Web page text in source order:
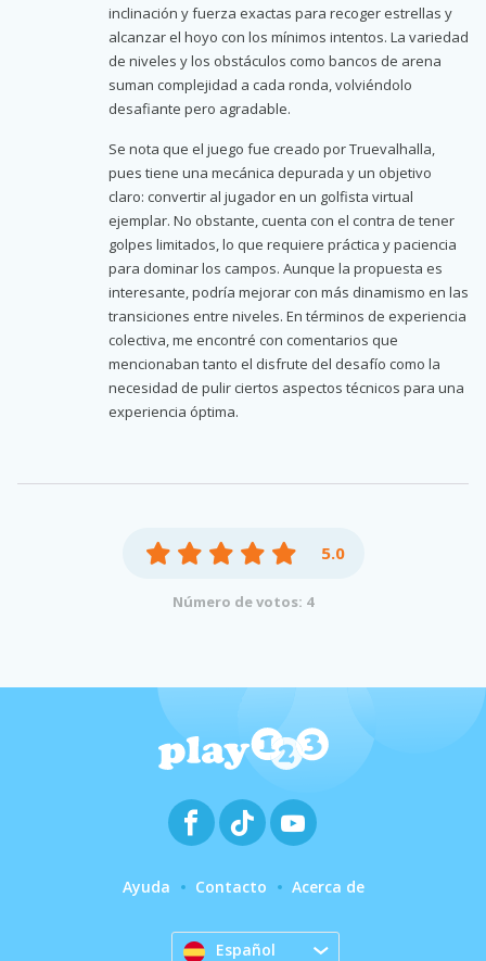
inclinación y fuerza exactas para recoger estrellas y
alcanzar el hoyo con los mínimos intentos. La variedad
de niveles y los obstáculos como bancos de arena
suman complejidad a cada ronda, volviéndolo
desafiante pero agradable.
Se nota que el juego fue creado por Truevalhalla,
pues tiene una mecánica depurada y un objetivo
claro: convertir al jugador en un golfista virtual
ejemplar. No obstante, cuenta con el contra de tener
golpes limitados, lo que requiere práctica y paciencia
para dominar los campos. Aunque la propuesta es
interesante, podría mejorar con más dinamismo en las
transiciones entre niveles. En términos de experiencia
colectiva, me encontré con comentarios que
mencionaban tanto el disfrute del desafío como la
necesidad de pulir ciertos aspectos técnicos para una
experiencia óptima.
5.0
Número de votos: 4
Ayuda Contacto Acerca de
Español